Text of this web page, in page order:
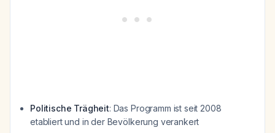
Politische Trägheit: Das Programm ist seit 2008
etabliert und in der Bevölkerung verankert